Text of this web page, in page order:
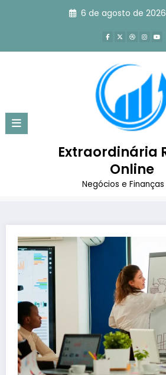
6 de agosto de 2026
Extraordinária
Online
Negócios e Finanças
O que é
definição, tipos e
Página inicial
O que é Benchmarking: